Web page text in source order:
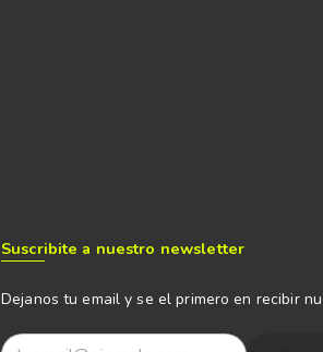
Suscribite a nuestro newsletter
Dejanos tu email y se el primero en recibir